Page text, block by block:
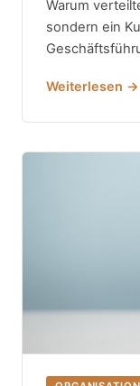
Warum
sondern ein
Weiterlesen →